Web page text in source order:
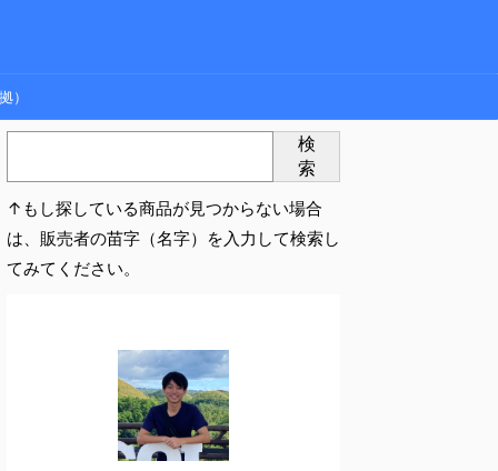
）
検
索
↑もし探している商品が見つからない場合
は、販売者の苗字（名字）を入力して検索し
てみてください。